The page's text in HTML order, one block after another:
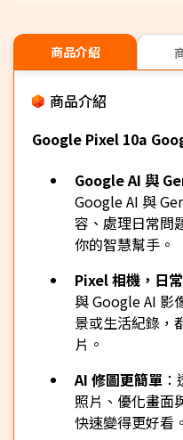
商品介紹
商品介紹
Google Pixel 10a
Google AI 與
Google AI 與
容、處理日常問
你的智慧幫手。
Pixel 相機，日
與 Google AI 影
景或生活紀錄，
片。
AI 修圖更簡單
照片、優化畫面
快速變得更好看。